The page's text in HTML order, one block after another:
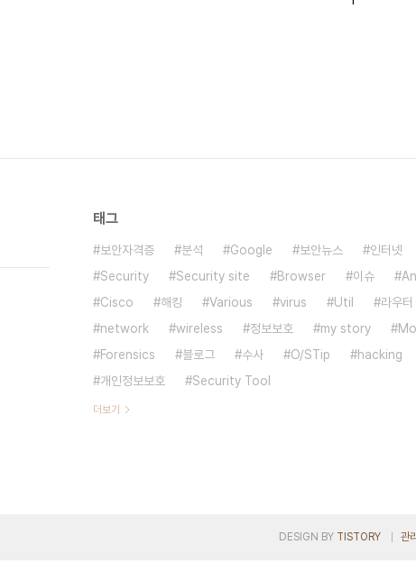
태그
보안자격증 분석 Google 보안뉴스 인터넷
Security
Security site Browser 이슈
Cisco
해킹 Various virus Util 라우터
network
wireless 정보보호 my story
Forensics
블로그 수사 O/STip hacking
개인정보보호
Security Tool
더보기
DESIGN BY TISTORY 관